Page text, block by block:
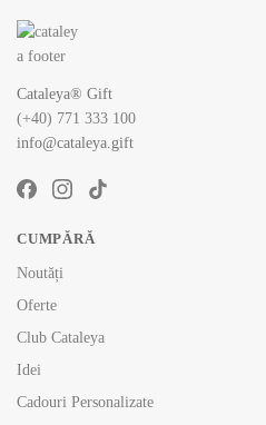
Cataleya® Gift
(+40) 771 333 100
info@cataleya.gift
CUMPĂRĂ
Noutăți
Oferte
Club Cataleya
Idei
Cadouri Personalizate